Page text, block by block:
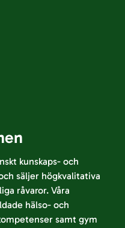
kunskaps- och
säljer högkvalitativa
råvaror. Våra
hälso- och
samt gym